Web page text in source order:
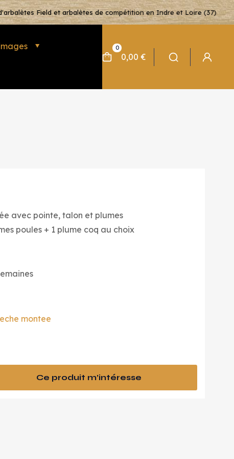
Field et arbalètes de compétition en Indre et Loire (37)
0
0,00 €
avec pointe, talon et plumes
poules + 1 plume coq au choix
montee
Ce produit m’intéresse